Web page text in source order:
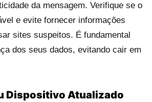
da mensagem. Verifique se o
e evite fornecer informações
sites suspeitos. É fundamental
dos seus dados, evitando cair em
Dispositivo Atualizado